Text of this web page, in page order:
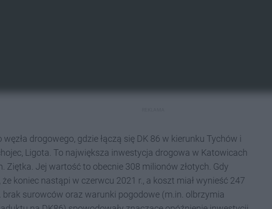
drogowego, gdzie łączą się DK 86 w kierunku Tychów i
Ligota. To największa inwestycja drogowa w Katowicach
Ziętka. Jej wartość to obecnie 308 milionów złotych. Gdy
koniec nastąpi w czerwcu 2021 r., a koszt miał wynieść 247
brak surowców oraz warunki pogodowe (m.in. olbrzymia